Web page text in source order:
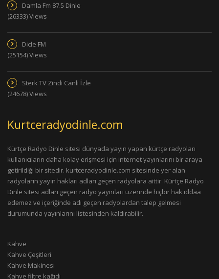
Damla Fm 87.5 Dinle
(26333) Views
Dicle FM
(25154) Views
Sterk TV Zindi Canlı İzle
(24678) Views
Kurtceradyodinle.com
Kürtçe Radyo Dinle sitesi dünyada yayın yapan kürtçe radyoları
kullanıcıların daha kolay erişmesi için internet yayınlarını bir araya
getirildiği bir sitedir. kurtceradyodinle.com sitesinde yer alan
radyoların yayın hakları adları geçen radyolara aittir. Kürtçe Radyo
Dinle sitesi adları geçen radyo yayınları üzerinde hiçbir hak iddaa
edemez ve içeriğinde adı geçen radyolardan talep gelmesi
durumunda yayınlarını listesinden kaldırabilir.
Kahve
Kahve Çeşitleri
Kahve Makinesi
Kahve filtre kağıdı